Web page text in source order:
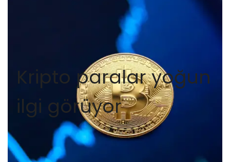
Kripto paralar yoğun
ilgi görüyor